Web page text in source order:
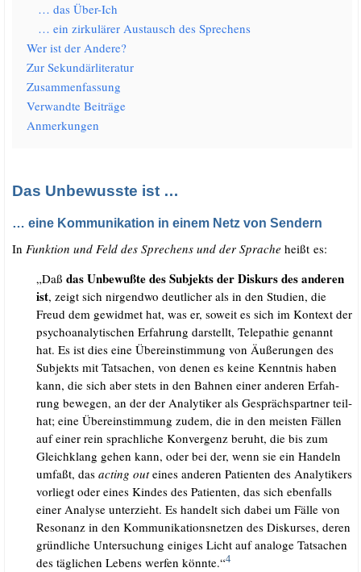
… das Über-Ich
… ein zir­ku­lä­rer Aus­tausch des Sprechens
Wer ist der Andere?
Zur Sekun­där­li­te­ra­tur
Zusam­men­fas­sung
Ver­wand­te Beiträge
Anmer­kun­gen
Das Unbewusste ist …
… eine Kommunikation in einem Netz von Sendern
In Funk­ti­on und Feld des Spre­chens und der Spra­che heißt es:
„Daß das Unbe­wuß­te des Sub­jekts der Dis­kurs des ande­ren
ist, zeigt sich nir­gend­wo deut­li­cher als in den Stu­di­en, die
Freud dem gewid­met hat, was er, soweit es sich im Kon­text der
psy­cho­ana­ly­ti­schen Erfah­rung dar­stellt, Tele­pa­thie genannt
hat. Es ist dies eine Über­ein­stim­mung von Äuße­run­gen des
Sub­jekts mit Tat­sa­chen, von denen es kei­ne Kennt­nis haben
kann, die sich aber stets in den Bah­nen einer ande­ren Erfah­
rung bewe­gen, an der der Ana­ly­ti­ker als Gesprächs­part­ner teil­
hat; eine Über­ein­stim­mung zudem, die in den meis­ten Fäl­len
auf einer rein sprach­li­che Kon­ver­genz beruht, die bis zum
Gleich­klang gehen kann, oder bei der, wenn sie ein Han­deln
umfaßt, das acting outeines ande­ren Pati­en­ten des Ana­ly­ti­kers
vor­liegt oder eines Kin­des des Pati­en­ten, das sich eben­falls
einer Ana­ly­se unter­zieht. Es han­delt sich dabei um Fäl­le von
Reso­nanz in den Kom­mu­ni­ka­ti­ons­net­zen des Dis­kur­ses, deren
gründ­li­che Unter­su­chung eini­ges Licht auf ana­lo­ge Tat­sa­chen
des täg­li­chen Lebens wer­fen könn­te.“4